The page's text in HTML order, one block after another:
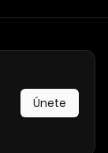
Únete